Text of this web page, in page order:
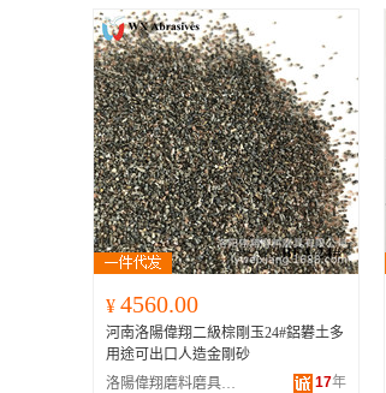
¥ 4560.00
河南洛陽偉翔二級棕剛玉24#鋁礬土多
用途可出口人造金剛砂
洛陽偉翔磨料磨具有限公司
17年